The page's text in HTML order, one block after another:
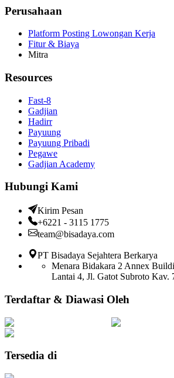
Perusahaan
Platform Posting Lowongan Kerja
Fitur & Biaya
Mitra
Resources
Fast-8
Gadjian
Hadirr
Payuung
Payuung Pribadi
Pegawe
Gadjian Academy
Hubungi Kami
Kirim Pesan
+6221 - 3115 1775
team@bisadaya.com
PT Bisadaya Sejahtera Berkarya
Menara Bidakara 2 Annex
Lantai 4, Jl. Gatot Subroto Kav.
Terdaftar & Diawasi Oleh
Tersedia di